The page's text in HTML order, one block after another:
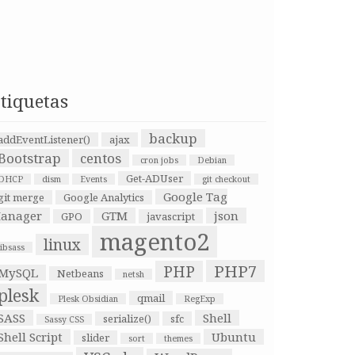
ajax
backup
centos cron jobs
Debian
dism Events Get-ADUser git checkout
merge Google Analytics
Google Tag
GPO GTM javascript json
linux magento2
Netbeans netsh PHP PHP7
Plesk Obsidian qmail RegExp
Sassy CSS serialize() sfc
Shell
Script
slider sort themes Ubuntu